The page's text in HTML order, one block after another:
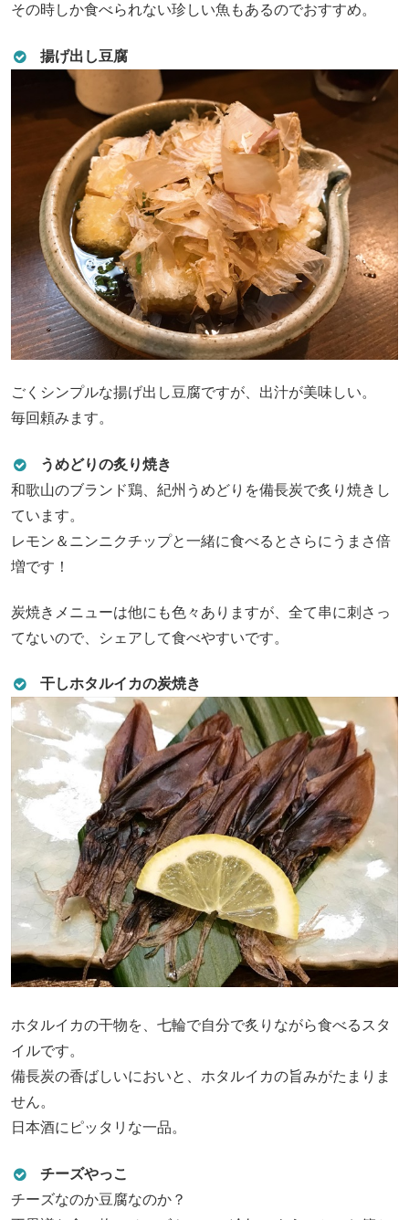
その時しか食べられない珍しい魚もあるのでおすすめ。
揚げ出し豆腐
ごくシンプルな揚げ出し豆腐ですが、出汁が美味しい。
毎回頼みます。
うめどりの炙り焼き
和歌山のブランド鶏、紀州うめどりを備長炭で炙り焼きし
ています。
レモン＆ニンニクチップと一緒に食べるとさらにうまさ倍
増です！
炭焼きメニューは他にも色々ありますが、全て串に刺さっ
てないので、シェアして食べやすいです。
干しホタルイカの炭焼き
ホタルイカの干物を、七輪で自分で炙りながら食べるスタ
イルです。
備長炭の香ばしいにおいと、ホタルイカの旨みがたまりま
せん。
日本酒にピッタリな一品。
チーズやっこ
チーズなのか豆腐なのか？